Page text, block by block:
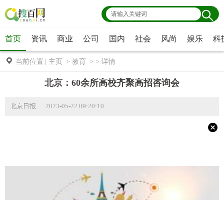
首页 资讯 商业 公司 国内 社会 风尚 娱乐 科
当前位置 主页 > 教育 > > 详情
北京：60余所高校齐聚高招咨询会
北京日报 2023-05-22 09:20:10